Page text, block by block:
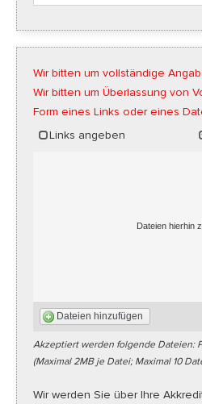
Wir bitten um vollständige
Wir bitten um Überlassung von
Form eines Links oder eines
Links angeben
Dateien hierhin
Dateien hinzufügen
Akzeptiert werden folgende Dateien:
(Maximal 2MB je Datei; Maximal 10
Wir werden Sie über Ihre